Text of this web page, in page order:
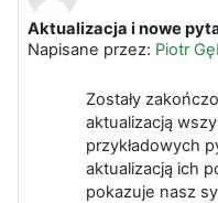
Aktualizacja i nowe
Napisane przez: Piotr
Liczba odpowiedzi: 0
Zostały
aktualizacją
przykładowych
aktualizacją ich
pokazuje nasz